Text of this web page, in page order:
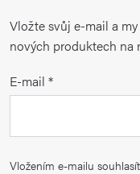
Vložte svůj e-mail a
nových produktech na
E-mail
Vložením e-mailu